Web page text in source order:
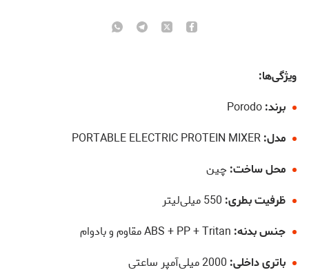
ویژگی‌ها:
برند:
مدل:
محل ساخت: چین
ظرفیت بطری:
جنس بدنه:
باتری داخلی: